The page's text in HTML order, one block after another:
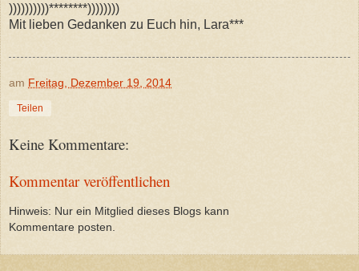
))))))))))********))))))))
Mit lieben Gedanken zu Euch hin, Lara***
am Freitag, Dezember 19, 2014
Teilen
Keine Kommentare:
Kommentar veröffentlichen
Hinweis: Nur ein Mitglied dieses Blogs kann
Kommentare posten.